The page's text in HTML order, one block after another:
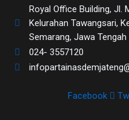
Royal Office Building, Jl.
Kelurahan Tawangsari,
Semarang, Jawa Tengah
024- 3557120
Facebook